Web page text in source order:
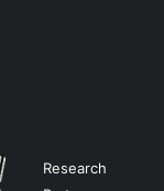
Research